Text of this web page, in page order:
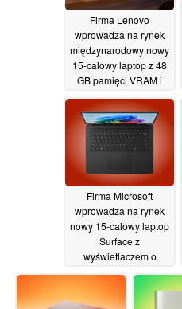
Firma Lenovo
wprowadza na rynek
międzynarodowy nowy
15-calowy laptop z 48
GB pamięci VRAM i
o częstotliwości
odświeżania 165 Hz
19/06/2026
Firma Microsoft
wprowadza na rynek
nowy 15-calowy laptop
Surface z
wyświetlaczem o
i wydajniejszymi
procesorami
17/06/2026